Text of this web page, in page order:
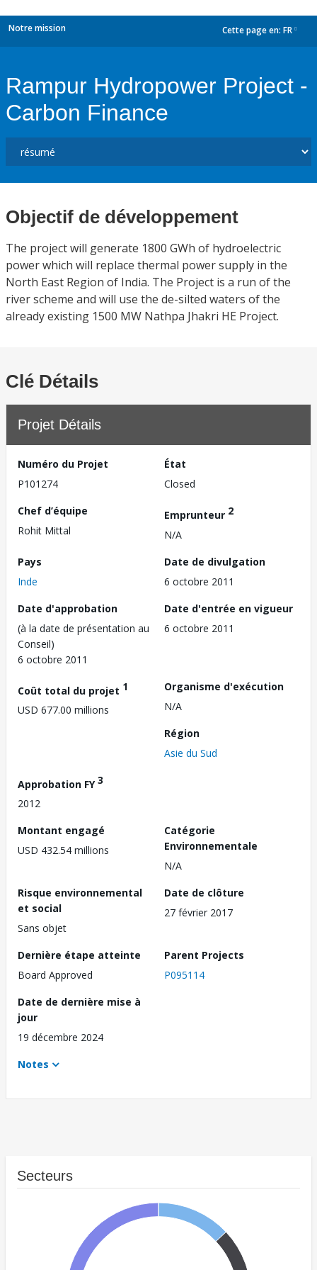
Notre mission Cette page en: FR
Rampur Hydropower Project -
Carbon Finance
Objectif de développement
The project will generate 1800 GWh of hydroelectric
power which will replace thermal power supply in the
North East Region of India. The Project is a run of the
river scheme and will use the de-silted waters of the
already existing 1500 MW Nathpa Jhakri HE Project.
Clé Détails
Projet Détails
Numéro du Projet
P101274
État
Closed
Chef d’équipe
Rohit Mittal
Emprunteur 2
N/A
Pays
Inde
Date de divulgation
6 octobre 2011
Date d'approbation
(à la date de présentation au
Conseil)
6 octobre 2011
Date d'entrée en vigueur
6 octobre 2011
Coût total du projet 1
USD 677.00 millions
Organisme d'exécution
N/A
Région
Asie du Sud
Approbation FY3
2012
Montant engagé
USD 432.54 millions
Catégorie
Environnementale
N/A
Risque environnemental
et social
Sans objet
Date de clôture
27 février 2017
Dernière étape atteinte
Board Approved
Parent Projects
P095114
Date de dernière mise à
jour
19 décembre 2024
Notes
Secteurs